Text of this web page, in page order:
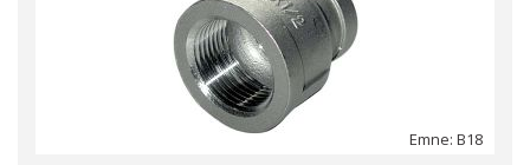
Emne: B18